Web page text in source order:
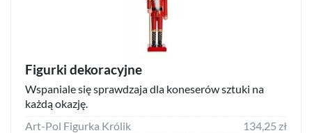
Figurki dekoracyjne
Wspaniale się sprawdzaja dla koneserów sztuki na
każdą okazję.
Art-Pol Figurka Królik
134,25 zł